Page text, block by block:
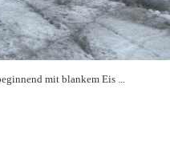
mit blankem Eis ...